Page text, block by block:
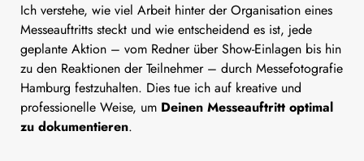
Ich verstehe, wie viel Arbeit hinter der Organisation eines
Messeauftritts steckt und wie entscheidend es ist, jede
geplante Aktion – vom Redner über Show-Einlagen bis hin
zu den Reaktionen der Teilnehmer – durch Messefotografie
Hamburg festzuhalten. Dies tue ich auf kreative und
professionelle Weise, um Deinen Messeauftritt optimal
zu dokumentieren.